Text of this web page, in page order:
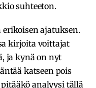
suhteeton.
erikoisen ajatuksen.
kirjoita voittajat
ja kynä on nyt
katseen pois
analyysi tällä